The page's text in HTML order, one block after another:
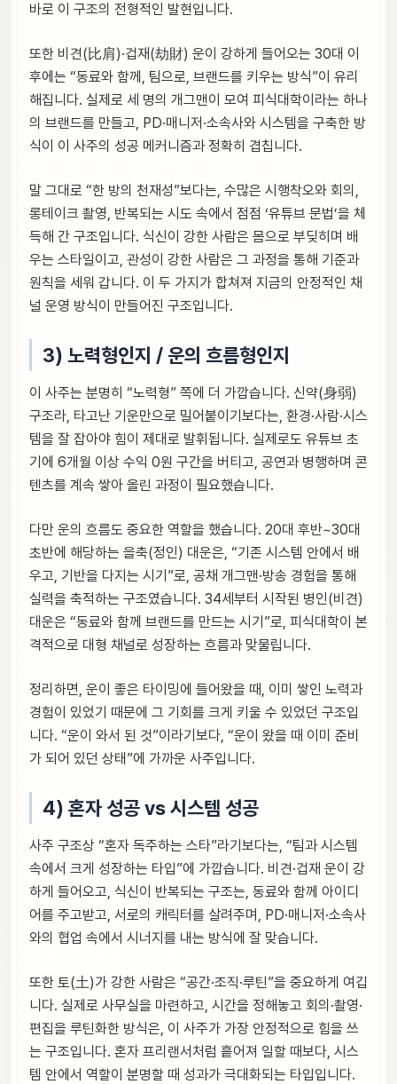
바로 이 구조의 전형적인 발현입니다.
또한 비견(比肩)·겁재(劫財) 운이 강하게 들어오는 30대 이
후에는 “동료와 함께, 팀으로, 브랜드를 키우는 방식”이 유리
해집니다. 실제로 세 명의 개그맨이 모여 피식대학이라는 하나
의 브랜드를 만들고, PD·매니저·소속사와 시스템을 구축한 방
식이 이 사주의 성공 메커니즘과 정확히 겹칩니다.
말 그대로 “한 방의 천재성”보다는, 수많은 시행착오와 회의,
롱테이크 촬영, 반복되는 시도 속에서 점점 ‘유튜브 문법’을 체
득해 간 구조입니다. 식신이 강한 사람은 몸으로 부딪히며 배
우는 스타일이고, 관성이 강한 사람은 그 과정을 통해 기준과
원칙을 세워 갑니다. 이 두 가지가 합쳐져 지금의 안정적인 채
널 운영 방식이 만들어진 구조입니다.
3) 노력형인지 / 운의 흐름형인지
이 사주는 분명히 “노력형” 쪽에 더 가깝습니다. 신약(身弱)
구조라, 타고난 기운만으로 밀어붙이기보다는, 환경·사람·시스
템을 잘 잡아야 힘이 제대로 발휘됩니다. 실제로도 유튜브 초
기에 6개월 이상 수익 0원 구간을 버티고, 공연과 병행하며 콘
텐츠를 계속 쌓아 올린 과정이 필요했습니다.
다만 운의 흐름도 중요한 역할을 했습니다. 20대 후반~30대
초반에 해당하는 을축(정인) 대운은, “기존 시스템 안에서 배
우고, 기반을 다지는 시기”로, 공채 개그맨·방송 경험을 통해
실력을 축적하는 구조였습니다. 34세부터 시작된 병인(비견)
대운은 “동료와 함께 브랜드를 만드는 시기”로, 피식대학이 본
격적으로 대형 채널로 성장하는 흐름과 맞물립니다.
정리하면, 운이 좋은 타이밍에 들어왔을 때, 이미 쌓인 노력과
경험이 있었기 때문에 그 기회를 크게 키울 수 있었던 구조입
니다. “운이 와서 된 것”이라기보다, “운이 왔을 때 이미 준비
가 되어 있던 상태”에 가까운 사주입니다.
4) 혼자 성공 vs 시스템 성공
사주 구조상 “혼자 독주하는 스타”라기보다는, “팀과 시스템
속에서 크게 성장하는 타입”에 가깝습니다. 비견·겁재 운이 강
하게 들어오고, 식신이 반복되는 구조는, 동료와 함께 아이디
어를 주고받고, 서로의 캐릭터를 살려주며, PD·매니저·소속사
와의 협업 속에서 시너지를 내는 방식에 잘 맞습니다.
또한 토(土)가 강한 사람은 “공간·조직·루틴”을 중요하게 여깁
니다. 실제로 사무실을 마련하고, 시간을 정해놓고 회의·촬영·
편집을 루틴화한 방식은, 이 사주가 가장 안정적으로 힘을 쓰
는 구조입니다. 혼자 프리랜서처럼 흩어져 일할 때보다, 시스
템 안에서 역할이 분명할 때 성과가 극대화되는 타입입니다.